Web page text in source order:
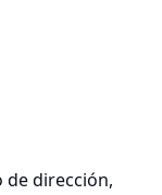
de dirección,